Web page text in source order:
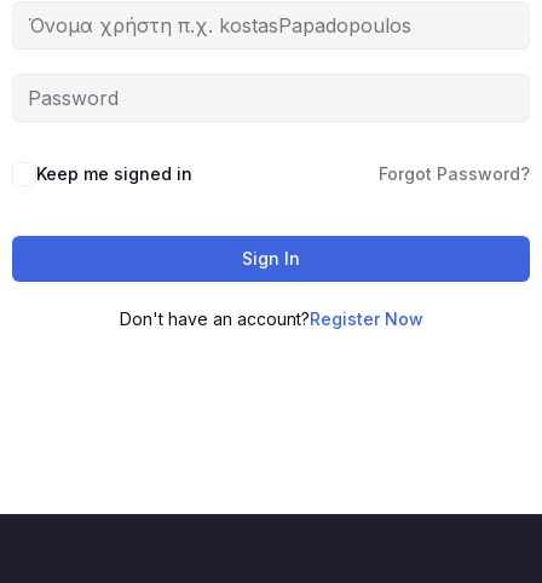
Keep me signed in Forgot Password?
Sign In
Don't have an account?Register Now